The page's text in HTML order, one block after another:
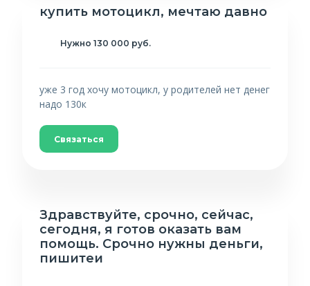
купить мотоцикл, мечтаю давно
Нужно 130 000 руб.
уже 3 год хочу мотоцикл, у родителей нет денег
надо 130к
Связаться
Здравствуйте, срочно, сейчас,
сегодня, я готов оказать вам
помощь. Срочно нужны деньги,
пишитеи